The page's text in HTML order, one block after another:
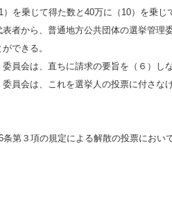
を乗じて得た数と40万に（10）を乗じ
者から、普通地方公共団体の選挙管理
できる。
員会は、直ちに請求の要旨を（６）し
員会は、これを選挙人の投票に付さなけ
第３項の規定による解散の投票におい